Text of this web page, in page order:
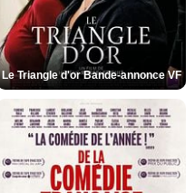
Le Triangle d'or Bande-annonce VF